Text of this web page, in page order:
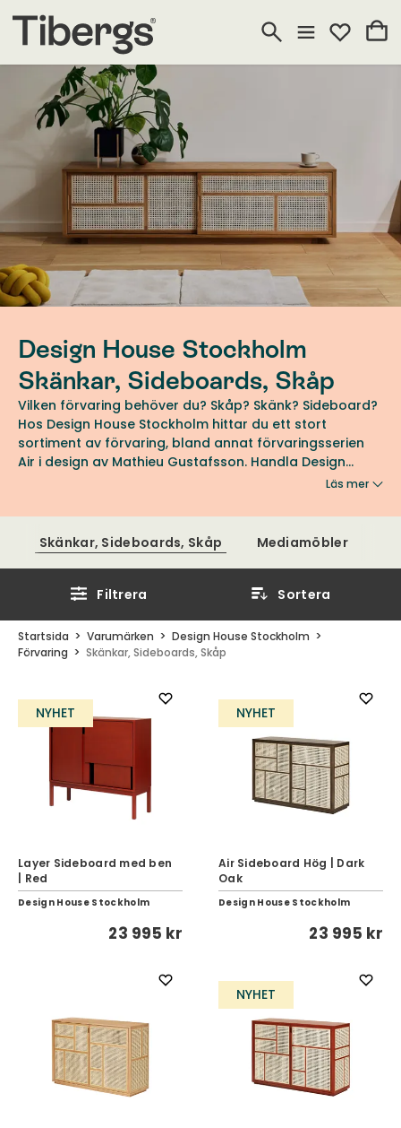
Design House Stockholm
Skänkar, Sideboards, Skåp
Vilken förvaring behöver du? Skåp? Skänk? Sideboard?
Hos Design House Stockholm hittar du ett stort
sortiment av förvaring, bland annat förvaringsserien
Air i design av Mathieu Gustafsson. Handla Design
Läs mer
Skänkar, Sideboards, Skåp Mediamöbler
Filtrera Sortera
Startsida Varumärken
Design House Stockholm
Förvaring
Skänkar, Sideboards, Skåp
NYHET
Layer Sideboard med ben
| Red
Design House Stockholm
23 995 kr
NYHET
Air Sideboard Hög | Dark
Oak
Design House Stockholm
23 995 kr
NYHET